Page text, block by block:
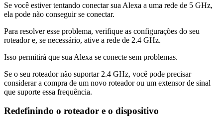
Se você estiver tentando conectar sua Alexa a uma rede de 5 GHz,
ela pode não conseguir se conectar.
Para resolver esse problema, verifique as configurações do seu
roteador e, se necessário, ative a rede de 2.4 GHz.
Isso permitirá que sua Alexa se conecte sem problemas.
Se o seu roteador não suportar 2.4 GHz, você pode precisar
considerar a compra de um novo roteador ou um extensor de sinal
que suporte essa frequência.
Redefinindo o roteador e o dispositivo